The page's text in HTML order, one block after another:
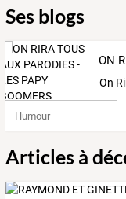
Ses blogs
On
Humour
Articles à